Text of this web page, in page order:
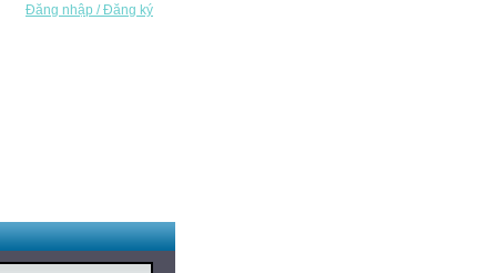
Đăng nhập / Đăng ký